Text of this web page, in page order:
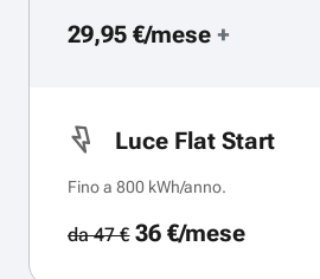
29,95 €/mese +
Luce Flat Start
Fino a 800 kWh/anno.
da 47 €36 €/mese